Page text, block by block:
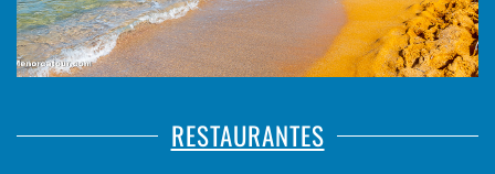
RESTAURANTES